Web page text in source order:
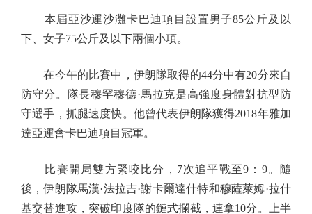
本屆亞沙運沙灘卡巴迪項目設置男子85公斤及以
下、女子75公斤及以下兩個小項。
在今午的比賽中，伊朗隊取得的44分中有20分來自
防守分。隊長穆罕穆德·馬拉克是高強度身體對抗型防
守選手，抓腿速度快。他曾代表伊朗隊獲得2018年雅加
達亞運會卡巴迪項目冠軍。
比賽開局雙方緊咬比分，7次追平戰至9：9。隨
後，伊朗隊馬漢·法拉吉·謝卡爾達什特和穆薩萊姆·拉什
基交替進攻，突破印度隊的鏈式攔截，連拿10分。上半